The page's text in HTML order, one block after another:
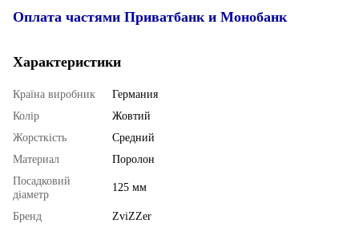
Оплата частями Приватбанк и Монобанк
Характеристики
Країна виробник
Германия
Колір
Жовтий
Жорсткість
Средний
Материал
Поролон
Посадковий
діаметр
125 мм
Бренд ZviZZer